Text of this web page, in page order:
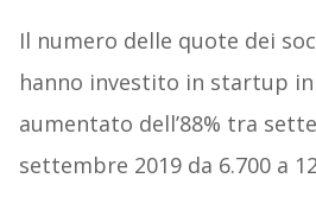
Il numero delle quote dei
hanno investito in startup
aumentato dell’88% tra
settembre 2019 da 6.700 a